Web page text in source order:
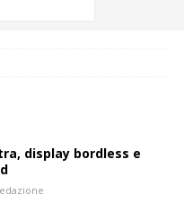
display bordless e